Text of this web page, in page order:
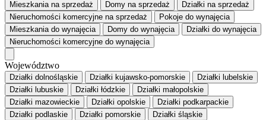
Mieszkaniana sprzedaż Domy na sprzedaż Działki na sprzedaż
Nieruchomości komercyjne na sprzedaż Pokoje do wynajęcia
Mieszkaniado wynajęcia Domy do wynajęcia Działki do wynajęcia
Nieruchomości komercyjne do wynajęcia
Województwo
Działki dolnośląskie Działki kujawsko-pomorskie
Działki lubelskie
Działki lubuskie
Działki łódzkie
Działki małopolskie
Działki mazowieckie
Działki opolskie
Działki podkarpackie
Działki podlaskie
Działki pomorskie
Działki śląskie